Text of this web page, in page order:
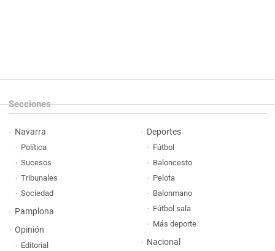
Secciones
Navarra
Política
Sucesos
Tribunales
Sociedad
Pamplona
Opinión
Editorial
Deportes
Fútbol
Baloncesto
Pelota
Balonmano
Fútbol sala
Más deporte
Nacional